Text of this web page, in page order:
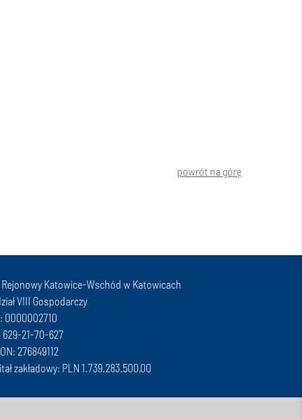
powrót na górę
Rejonowy Katowice-Wschód w Katowicach
VIII Gospodarczy
0000002710
629-21-70-627
276849112
zakładowy: PLN 1.739.283.500,00